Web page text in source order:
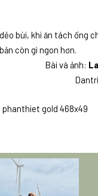
bùi, khi ăn tách ống
còn gì ngon hơn.
Bài và ảnh: